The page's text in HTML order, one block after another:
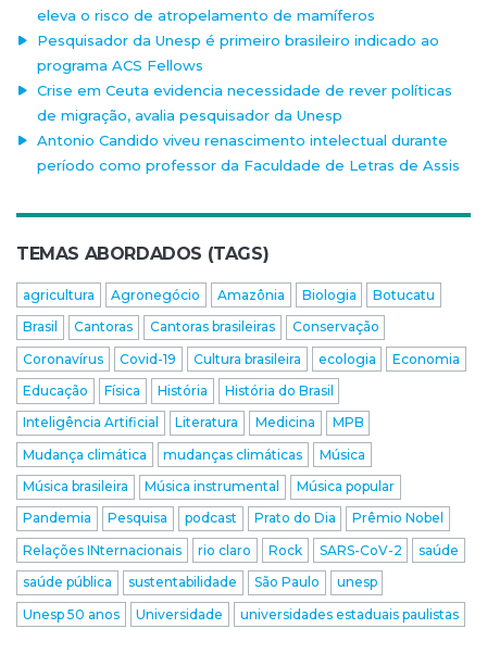
eleva o risco de atropelamento de mamíferos
Pesquisador da Unesp é primeiro brasileiro indicado ao
programa ACS Fellows
Crise em Ceuta evidencia necessidade de rever políticas
de migração, avalia pesquisador da Unesp
Antonio Candido viveu renascimento intelectual durante
período como professor da Faculdade de Letras de Assis
TEMAS ABORDADOS (TAGS)
agricultura Agronegócio Amazônia Biologia
Botucatu
Brasil
Cantoras Cantoras brasileiras
Conservação
Coronavírus
Covid-19 Cultura brasileira ecologia
Economia
Educação
Física História
História do Brasil
Inteligência Artificial
Literatura Medicina
MPB
Mudança climática
mudanças climáticas
Música
Música brasileira
Música instrumental
Música popular
Pandemia
Pesquisa podcast Prato do Dia
Prêmio Nobel
Relações INternacionais
rio claro Rock SARS-CoV-2
saúde
saúde pública
sustentabilidade São Paulo
unesp
Unesp 50 anos
Universidade universidades estaduais paulistas